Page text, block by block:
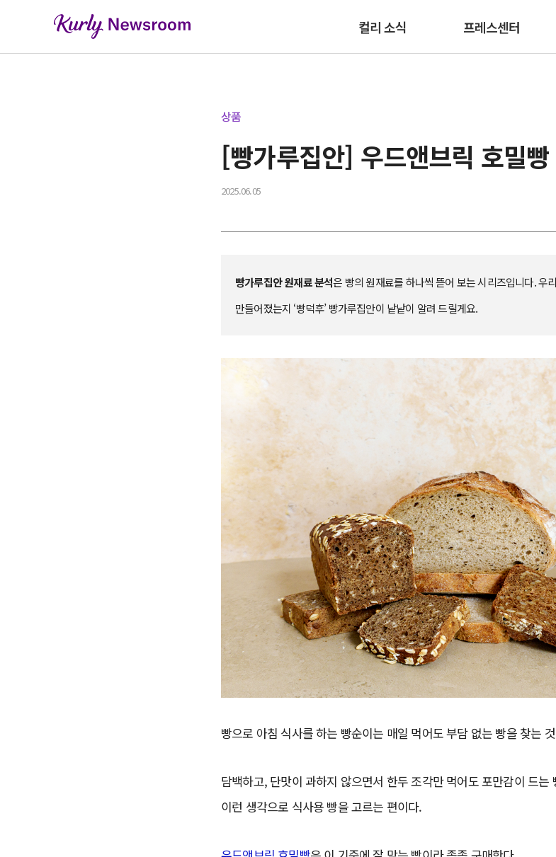
컬리 소식 프레스센터
상품
[빵가루집안] 우드앤브릭 호밀
2025.06.05
빵가루집안 원재료 분석은 빵의 원재료를 하나씩 뜯어 보는 시리즈입니다. 우
만들어졌는지 ‘빵덕후’ 빵가루집안이 낱낱이 알려 드릴게요.
빵으로 아침 식사를 하는 빵순이는 매일 먹어도 부담 없는 빵을 찾는
담백하고, 단맛이 과하지 않으면서 한두 조각만 먹어도 포만감이 드는
이런 생각으로 식사용 빵을 고르는 편이다.